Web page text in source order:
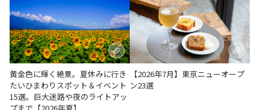
黄金色に輝く絶景。夏休みに行き
たいひまわりスポット＆イベント
15選。巨大迷路や夜のライトアッ
【2026年7月】東京ニューオープ
ン23選